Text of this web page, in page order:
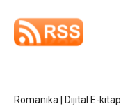
Romanika | Dijital E-